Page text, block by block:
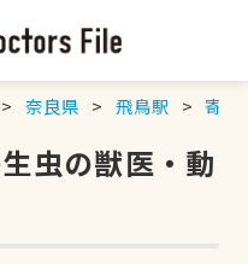
奈良県 飛鳥駅 寄生
虫の獣医・動